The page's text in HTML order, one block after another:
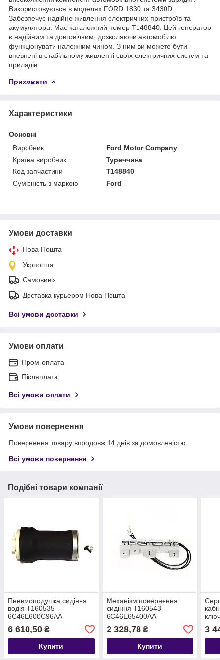
Використовується в моделях FORD 1830 та 3430D.
Забезпечує надійне живлення електричних пристроїв та
акумулятора. Має каталожний номер T148840. Цей генератор
є надійним та довговічним, дозволяючи автомобілю
функціонувати належним чином. З ним ви можете бути
впевнені в стабільному живленні своїх електричних систем та
приладів.
Приховати
Характеристики
Основні
Виробник
Ford Motor Company
Країна виробник
Туреччина
Код запчастини
T148840
Сумісність з маркою
Ford
Умови доставки
Нова Пошта
Укрпошта
Самовивіз
Доставка курьером Нова Пошта
Всі умови доставки
Умови оплати
Пром-оплата
Післяплата
Всі умови оплати
Умови повернення
Повернення товару впродовж 14 днів за домовленістю
Всі умови повернення
Подібні товари компанії
Пневмоподушка сидіння
водія T160535
6C46E600C96AA
6 610,50 ₴
Купити
Механізм повернення
сидіння T160543
6C46E65400AA
2 328,78₴
Купити
3